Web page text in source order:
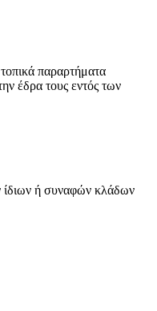
παραρτήματα
έδρα τους εντός των
ίδιων ή συναφών κλάδων